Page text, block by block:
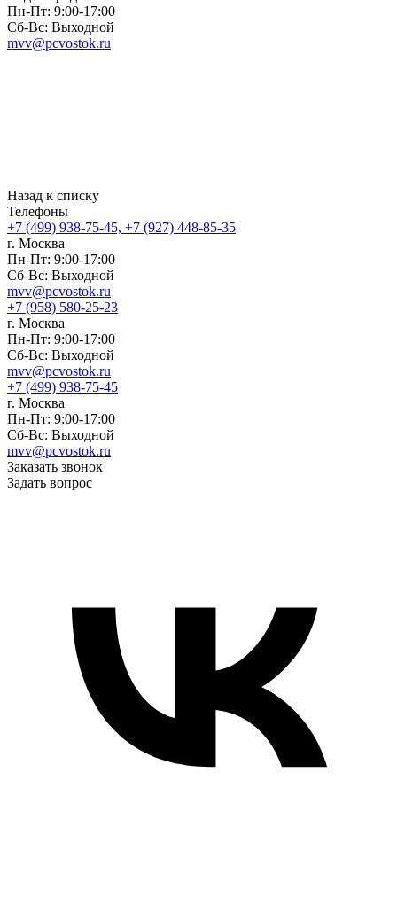
Пн-Пт: 9:00-17:00
Сб-Вс: Выходной
mvv@pcvostok.ru
Назад к списку
Телефоны
+7 (499) 938-75-45, +7 (927) 448-85-35
г. Москва
Пн-Пт: 9:00-17:00
Сб-Вс: Выходной
mvv@pcvostok.ru
+7 (958) 580-25-23
г. Москва
Пн-Пт: 9:00-17:00
Сб-Вс: Выходной
mvv@pcvostok.ru
+7 (499) 938-75-45
г. Москва
Пн-Пт: 9:00-17:00
Сб-Вс: Выходной
mvv@pcvostok.ru
Заказать звонок
Задать вопрос